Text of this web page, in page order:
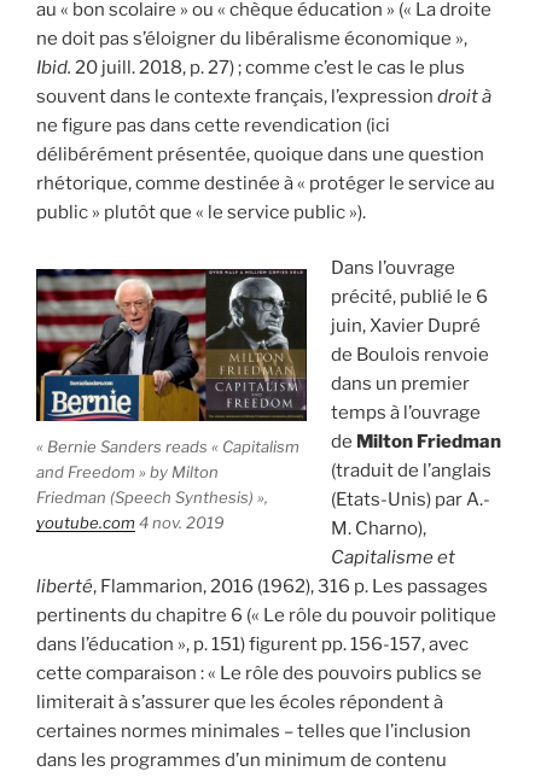
au « bon scolaire » ou « chèque éducation » (« La droite
ne doit pas s’éloigner du libéralisme économique »,
Ibid. 20 juill. 2018, p. 27) ; comme c’est le cas le plus
souvent dans le contexte français, l’expression droit à
ne figure pas dans cette revendication (ici
délibérément présentée, quoique dans une question
rhétorique, comme destinée à « protéger le service au
public » plutôt que « le service public »).
« Bernie Sanders reads « Capitalism
and Freedom » by Milton
Friedman (Speech Synthesis) »,
youtube.com 4 nov. 2019
Dans l’ouvrage
précité, publié le 6
juin, Xavier Dupré
de Boulois renvoie
dans un premier
temps à l’ouvrage
de Milton Friedman
(traduit de l’anglais
(Etats-Unis) par A.-
M. Charno),
Capitalisme et
liberté, Flammarion, 2016 (1962), 316 p. Les passages
pertinents du chapitre 6 (« Le rôle du pouvoir politique
dans l’éducation », p. 151) figurent pp. 156-157, avec
cette comparaison : « Le rôle des pouvoirs publics se
limiterait à s’assurer que les écoles répondent à
certaines normes minimales – telles que l’inclusion
dans les programmes d’un minimum de contenu